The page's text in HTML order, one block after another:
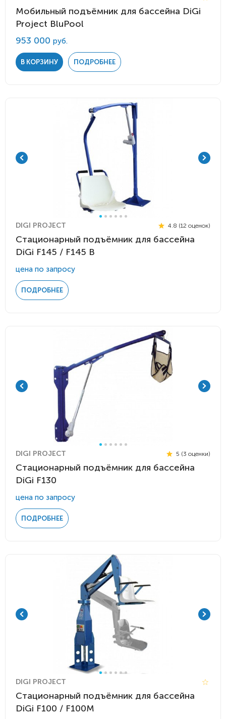
Мобильный подъёмник для бассейна DiGi
Project BluPool
953 000 руб.
В КОРЗИНУ ПОДРОБНЕЕ
DIGI PROJECT 4.8 (12 оценок)
Стационарный подъёмник для бассейна
DiGi F145 / F145 B
цена по запросу
ПОДРОБНЕЕ
DIGI PROJECT 5 (3 оценки)
Стационарный подъёмник для бассейна
DiGi F130
цена по запросу
ПОДРОБНЕЕ
DIGI PROJECT
Стационарный подъёмник для бассейна
DiGi F100 / F100M